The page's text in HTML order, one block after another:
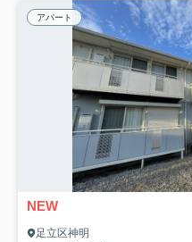
アパート
NEW
足立区神明